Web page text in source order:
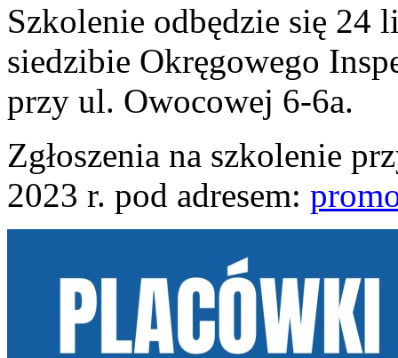
Szkolenie odbędzie się 24
siedzibie Okręgowego
przy ul. Owocowej 6-6a.
Zgłoszenia na szkolenie
2023 r. pod adresem: